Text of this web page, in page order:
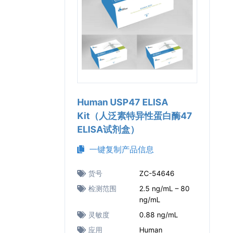
Human USP47 ELISA
Kit（人泛素特异性蛋白酶47
ELISA试剂盒）
一键复制产品信息
货号
ZC-54646
检测范围
2.5 ng/mL – 80
ng/mL
灵敏度
0.88 ng/mL
应用
Human